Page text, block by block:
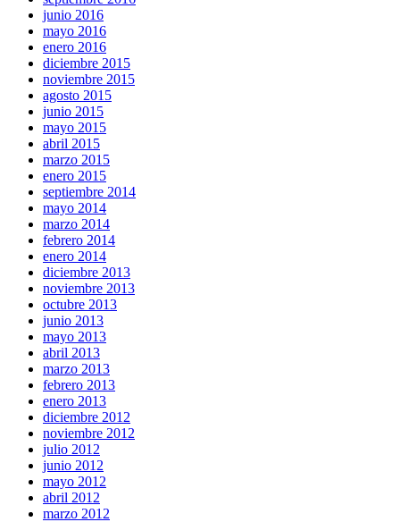
junio 2016
mayo 2016
enero 2016
diciembre 2015
noviembre 2015
agosto 2015
junio 2015
mayo 2015
abril 2015
marzo 2015
enero 2015
septiembre 2014
mayo 2014
marzo 2014
febrero 2014
enero 2014
diciembre 2013
noviembre 2013
octubre 2013
junio 2013
mayo 2013
abril 2013
marzo 2013
febrero 2013
enero 2013
diciembre 2012
noviembre 2012
julio 2012
junio 2012
mayo 2012
abril 2012
marzo 2012